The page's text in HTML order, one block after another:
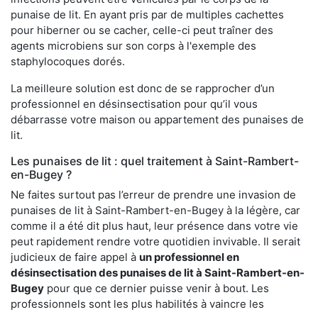
punaise de lit. En ayant pris par de multiples cachettes
pour hiberner ou se cacher, celle-ci peut traîner des
agents microbiens sur son corps à l'exemple des
staphylocoques dorés.
La meilleure solution est donc de se rapprocher d’un
professionnel en désinsectisation pour qu’il vous
débarrasse votre maison ou appartement des punaises de
lit.
Les punaises de lit : quel traitement à Saint-Rambert-
en-Bugey ?
Ne faites surtout pas l’erreur de prendre une invasion de
punaises de lit à Saint-Rambert-en-Bugey à la légère, car
comme il a été dit plus haut, leur présence dans votre vie
peut rapidement rendre votre quotidien invivable. Il serait
judicieux de faire appel à un professionnel en
désinsectisation des punaises de lit à Saint-Rambert-en-
Bugey pour que ce dernier puisse venir à bout. Les
professionnels sont les plus habilités à vaincre les